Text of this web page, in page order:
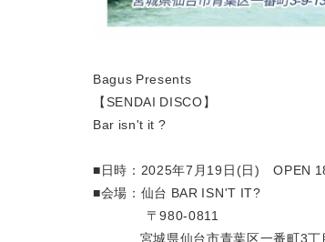
Bagus Presents
【SENDAI DISCO】
Bar isn't it ?
■日時： 2025年7月19日(日) OPEN
■会場：仙台 BAR ISN'T IT?
〒980-0811
宮城県仙台市青葉区一番町3